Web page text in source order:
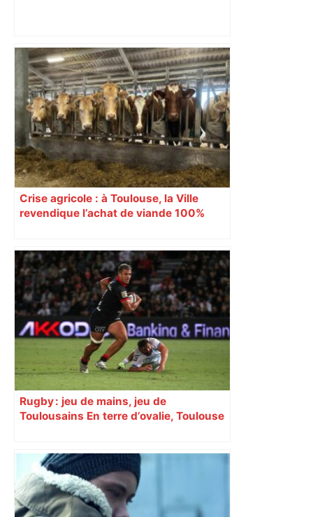
Top 14: comment Perpignan a une
nouvelle fois fait tomber Toulouse? –
RMC Sport
Crise agricole : à Toulouse, la Ville
revendique l’achat de viande 100%
Rugby : jeu de mains, jeu de
Toulousains En terre d’ovalie, Toulouse
revendiquant surtout son art du jeu en
mouvement, vif et spectaculaire.
Décryptage. Série (4 / 10)